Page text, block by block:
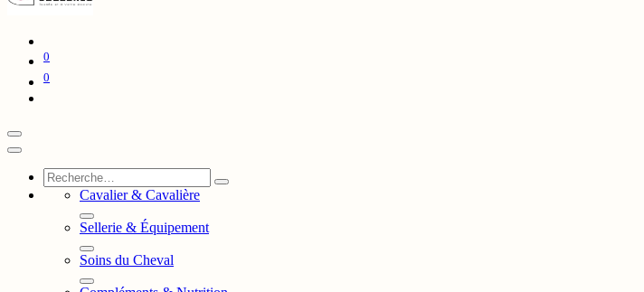
0
0
Cavalier & Cavalière
Sellerie & Équipement
Soins du Cheval